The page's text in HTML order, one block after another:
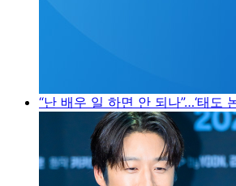
“난 배우 일 하면 안 되나”…‘태도